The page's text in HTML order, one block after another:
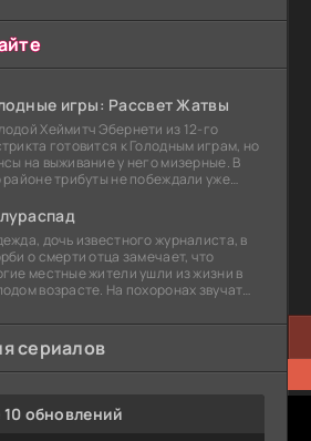
игры: Рассвет Жатвы
Хеймитч Эбернети из 12-го
готовится к Голодным играм, но
на выживание у него мизерные. В
районе трибуты не побеждали уже
дочь известного журналиста, в
о смерти отца замечает, что
местные жители ушли из жизни в
возрасте. На похоронах звучат
сериалов
обновлений